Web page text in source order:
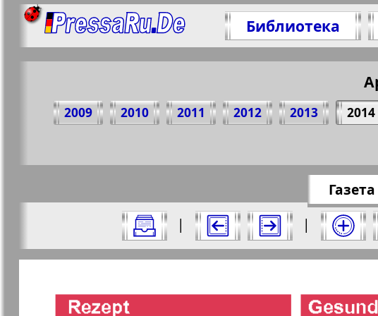
Библиотека
2009 2010 2011 2012 2013 2014
Все номера газеты "nord.Aktuell" за 2014
|
|
Страницы газеты
https://